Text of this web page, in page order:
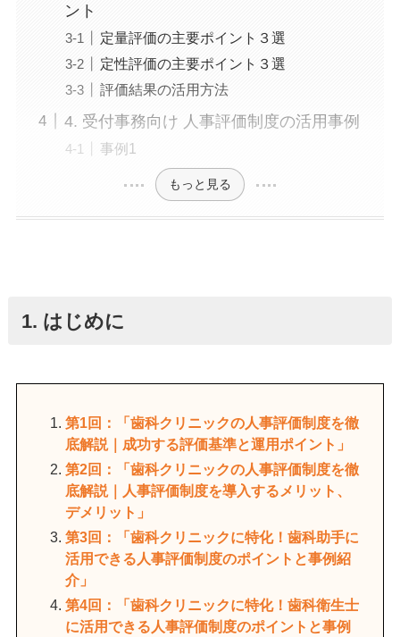
ント
定量評価の主要ポイント３選
定性評価の主要ポイント３選
評価結果の活用方法
4. 受付事務向け 人事評価制度の活用事例
事例1
もっと見る
1. はじめに
第1回：「歯科クリニックの人事評価制度を徹
底解説｜成功する評価基準と運用ポイント」
第2回：「歯科クリニックの人事評価制度を徹
底解説｜人事評価制度を導入するメリット、
デメリット」
第3回：「歯科クリニックに特化！歯科助手に
活用できる人事評価制度のポイントと事例紹
介」
第4回：「歯科クリニックに特化！歯科衛生士
に活用できる人事評価制度のポイントと事例